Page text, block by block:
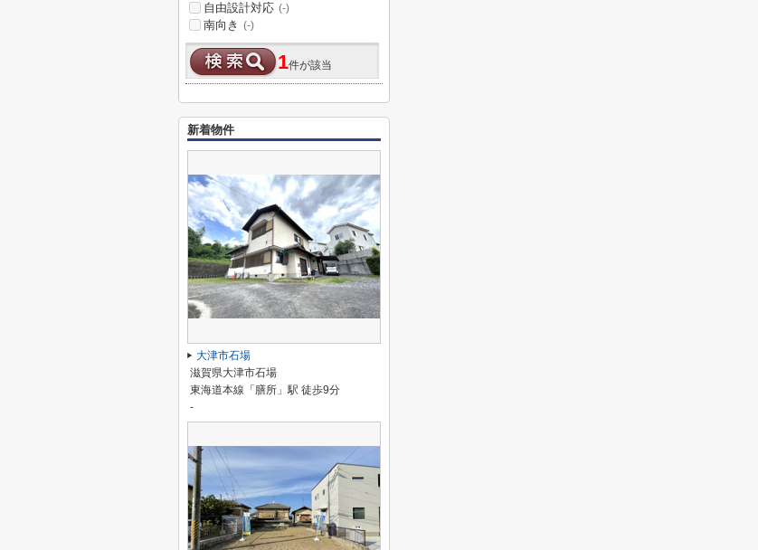
自由設計対応 (-)
南向き (-)
1件が該当
新着物件
大津市石場
滋賀県大津市石場
東海道本線「膳所」駅 徒歩9分
-